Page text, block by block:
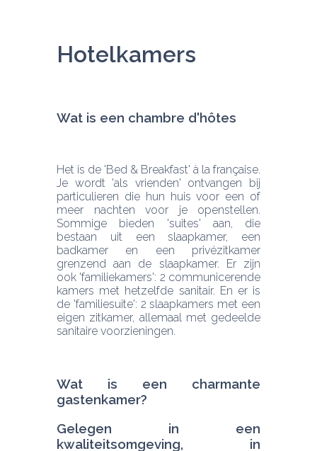
Hotelkamers
Wat is een chambre d'hôtes
Het is de 'Bed & Breakfast' à la française.
Je wordt 'als vrienden' ontvangen bij
particulieren die hun huis voor een of
meer nachten voor je openstellen.
Sommige bieden 'suites' aan, die
bestaan uit een slaapkamer, een
badkamer en een privézitkamer
grenzend aan de slaapkamer. Er zijn
ook 'familiekamers': 2 communicerende
kamers met hetzelfde sanitair. En er is
de 'familiesuite': 2 slaapkamers met een
eigen zitkamer, allemaal met gedeelde
sanitaire voorzieningen.
Wat is een charmante
Gelegen in een
kwaliteitsomgeving, in